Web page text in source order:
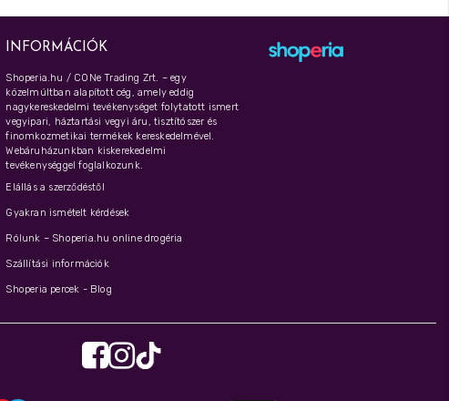
INFORMÁCIÓK
Shoperia.hu / CONe Trading Zrt. – egy
közelmúltban alapított cég, amely eddig
nagykereskedelmi tevékenységet folytatott ismert
vegyipari, háztartási vegyi áru, tisztítószer és
finomkozmetikai termékek kereskedelmével.
Webáruházunkban kiskerekedelmi
tevékenységgel foglalkozunk.
Elállás a szerződéstől
Gyakran ismételt kérdések
Rólunk – Shoperia.hu online drogéria
Szállítási információk
Shoperia percek - Blog